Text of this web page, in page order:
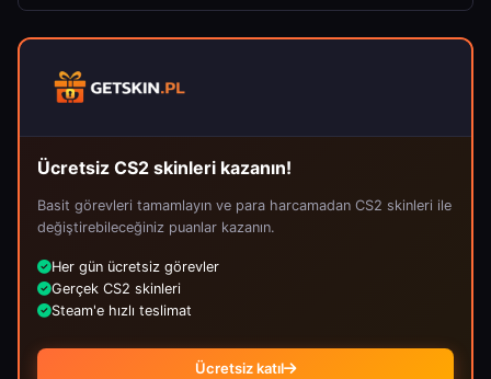
Ücretsiz CS2 skinleri kazanın!
Basit görevleri tamamlayın ve para harcamadan CS2 skinleri ile
değiştirebileceğiniz puanlar kazanın.
Her gün ücretsiz görevler
Gerçek CS2 skinleri
Steam'e hızlı teslimat
Ücretsiz katıl